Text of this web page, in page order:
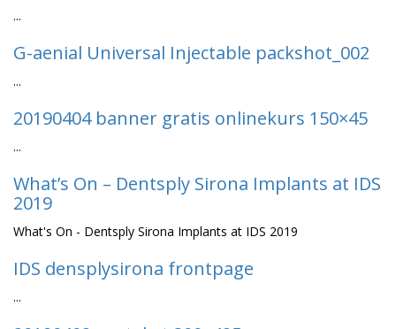
...
G-aenial Universal Injectable packshot_002
...
20190404 banner gratis onlinekurs 150×45
...
What’s On – Dentsply Sirona Implants at IDS
2019
What's On - Dentsply Sirona Implants at IDS 2019
IDS densplysirona frontpage
...